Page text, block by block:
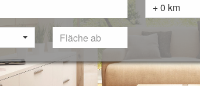
+ 0 km